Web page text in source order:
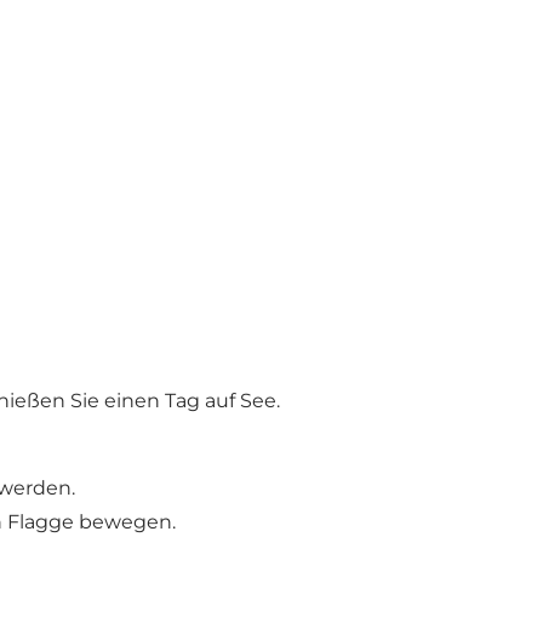
Sie einen Tag auf See.
Flagge bewegen.